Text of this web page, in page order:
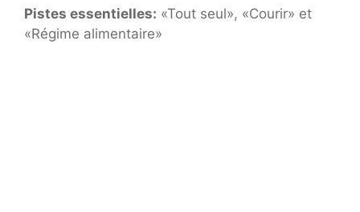
Pistes essentielles: «Tout seul», «Courir» et
«Régime alimentaire»